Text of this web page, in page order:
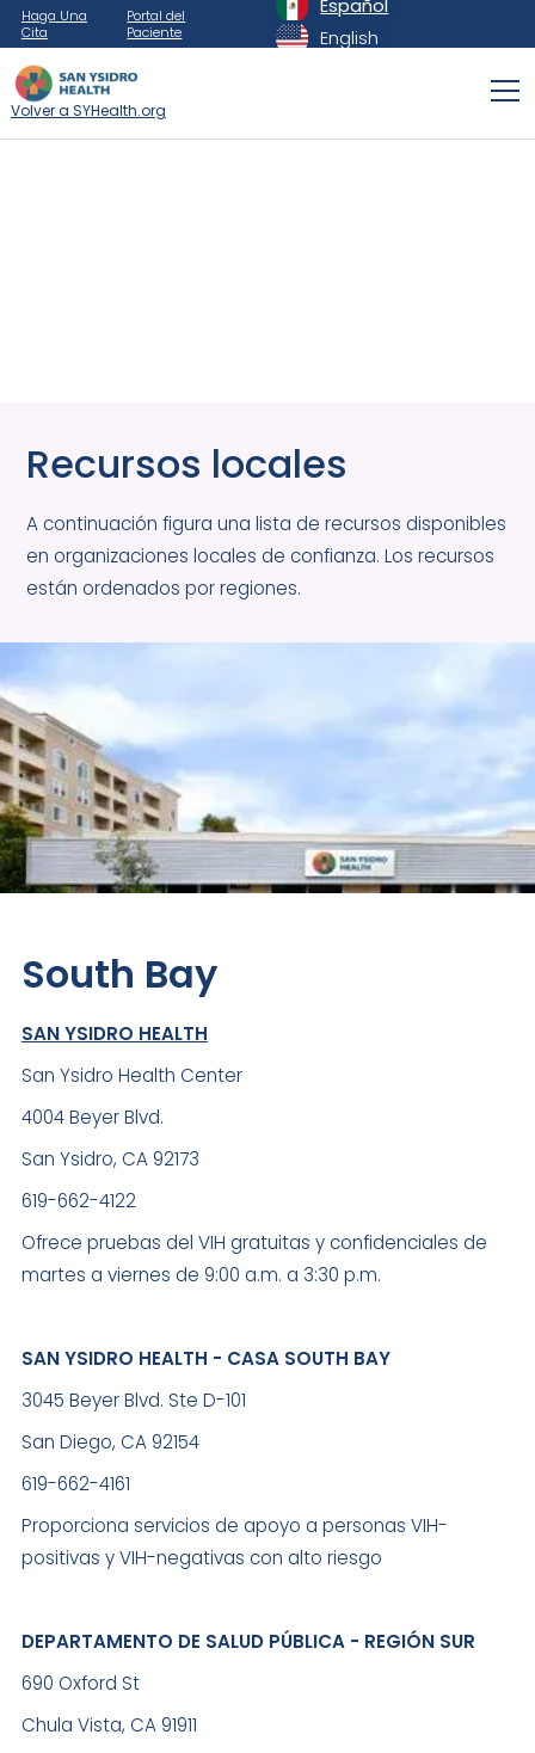
Haga Una
Cita
Portal del
Paciente
Español
English
Volver a SYHealth.org
Recursos locales
A continuación figura una lista de recursos disponibles
en organizaciones locales de confianza. Los recursos
están ordenados por regiones.
South Bay
SAN YSIDRO HEALTH
San Ysidro Health Center
4004 Beyer Blvd.
San Ysidro, CA 92173
619-662-4122
Ofrece pruebas del VIH gratuitas y confidenciales de
martes a viernes de 9:00 a.m. a 3:30 p.m.
SAN YSIDRO HEALTH - CASA SOUTH BAY
3045 Beyer Blvd. Ste D-101
San Diego, CA 92154
619-662-4161
Proporciona servicios de apoyo a personas VIH-
positivas y VIH-negativas con alto riesgo
DEPARTAMENTO DE SALUD PÚBLICA - REGIÓN SUR
690 Oxford St
Chula Vista, CA 91911